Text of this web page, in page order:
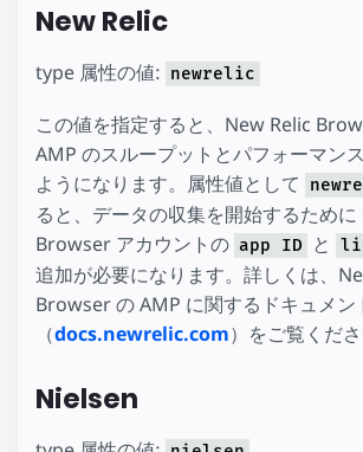
New Relic
type 属性の値: newrelic
この値を指定すると、New Relic
AMP のスループットとパフォーマン
ようになります。属性値として
ると、データの収集を開始するため
Browser アカウントの app ID と
追加が必要になります。詳しくは、
Browser の AMP に関するドキュメン
（docs.newrelic.com）をご覧くださ
Nielsen